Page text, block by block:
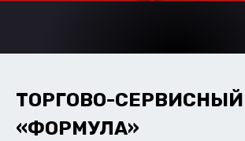
ТОРГОВО-
«ФОРМУЛА»